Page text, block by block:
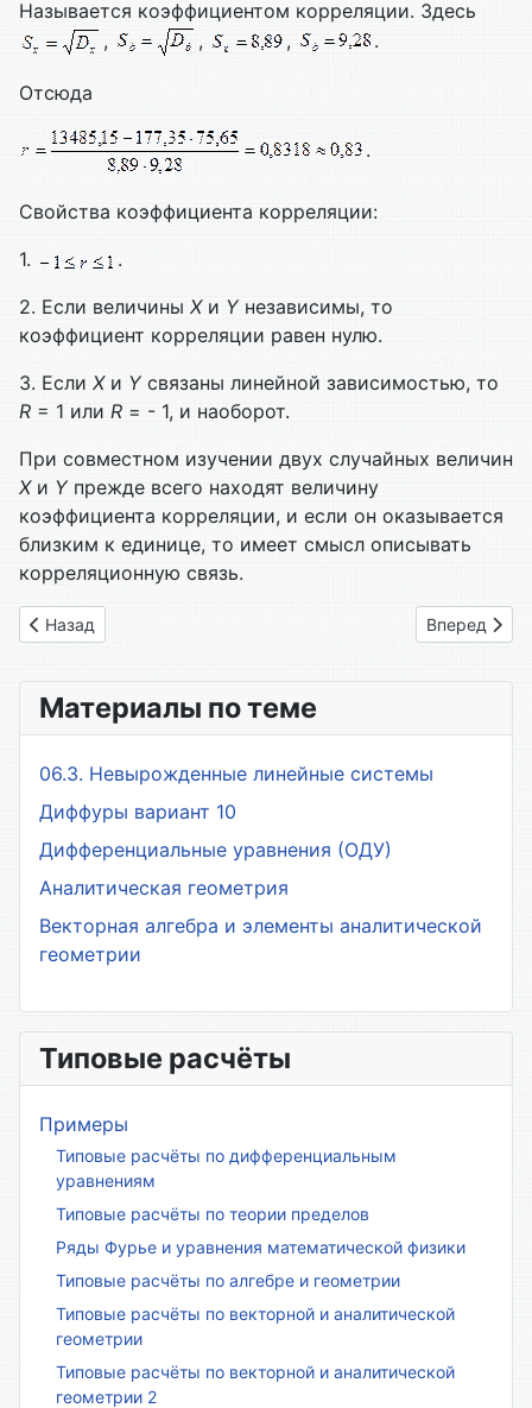
Называется коэффициентом корреляции. Здесь
,
, , .
Отсюда
.
Свойства коэффициента корреляции:
1.
.
2. Если величины Хи Yнезависимы, то
коэффициент корреляции равен нулю.
3. Если Хи Yсвязаны линейной зависимостью, то
R = 1 или R = - 1, и наоборот.
При совместном изучении двух случайных величин
Хи Yпрежде всего находят величину
коэффициента корреляции, и если он оказывается
близким к единице, то имеет смысл описывать
корреляционную связь.
Предыдущий: 16. Элементарные функции
Назад Следующий:
Вперед
Материалы по теме
06.3. Невырожденные линейные системы
Диффуры вариант 10
Дифференциальные уравнения (ОДУ)
Аналитическая геометрия
Векторная алгебра и элементы аналитической
геометрии
Типовые расчёты
Примеры
Типовые расчёты по дифференциальным
уравнениям
Типовые расчёты по теории пределов
Ряды Фурье и уравнения математической физики
Типовые расчёты по алгебре и геометрии
Типовые расчёты по векторной и аналитической
геометрии
Типовые расчёты по векторной и аналитической
геометрии 2